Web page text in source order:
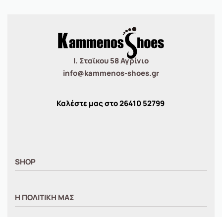
Ι. Σταϊκου 58 Αγρίνιο
info@kammenos-shoes.gr
Καλέστε μας στο26410 52799
SHOP
ΓΥΝΑΙΚΕΙΑ
Η ΠΟΛΙΤΙΚΗ ΜΑΣ